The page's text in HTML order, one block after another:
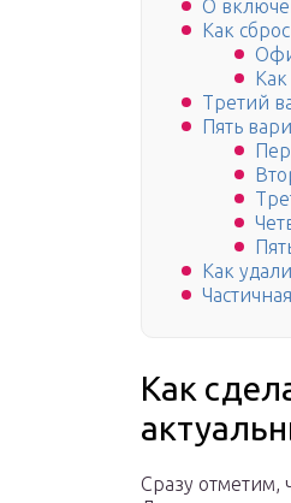
О
Как
Как
Третий
Пять
Как
Как
Сразу отметим,